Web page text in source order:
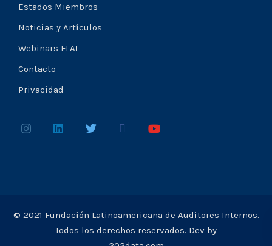
Estados Miembros
Noticias y Artículos
Webinars FLAI
Contacto
Privacidad
© 2021 Fundación Latinoamericana de Auditores Internos.
Todos los derechos reservados. Dev by